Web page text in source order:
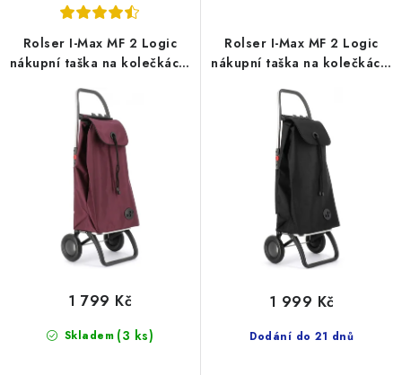
k
u
Rolser I-Max MF 2 Logic
nákupní taška na kolečkách,
Skladem (3 ks)
1 799 Kč
Rolser I-Max MF 2 Logic
nákupní taška na kolečkách,
Dodání do 21 dnů
1 999 Kč